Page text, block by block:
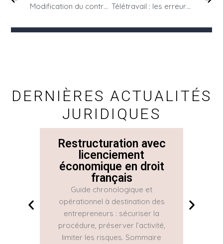
Modification du contrat de travail : ce que l’employeur peut (ou non) imposer
Télétravail : les erreurs juridiques à éviter pour sécuriser vos pratiques RH
DERNIÈRES ACTUALITÉS
JURIDIQUES
Restructuration avec
licenciement
économique en droit
français
Guide chronologique et
opérationnel à destination des
entrepreneurs : sécuriser la
procédure, préserver l’activité,
limiter les risques. Sommaire